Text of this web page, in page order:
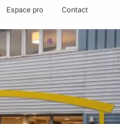
Espace pro Contact